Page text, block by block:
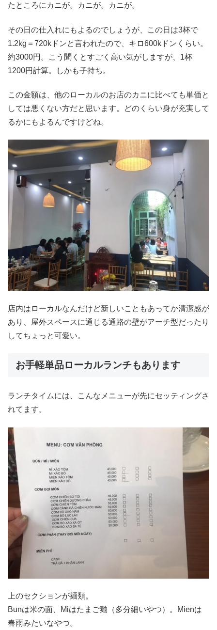
たところにカニが。カニが。カニが。
その日の仕入れにもよるのでしょうが、この日は3杯で
1.2kg＝720kドンと言われたので、キロ600kドンくらい。
約3000円。こう聞くとすごく高い気がしますが、1杯
1200円計算。しかも子持ち。
この金額は、他のローカルのお店のカニに比べても単価と
しては悪くない方だと思います。どのくらい身が充実して
るかにもよるんですけどね。
店内はローカルなんだけど新しいこともあってか清潔感が
あり、屋外スペースに通じる通路の壁がアーチ型だったり
してちょっと可愛い。
お手軽単品ローカルランチもあります
ランチタイムには、こんなメニューが先にセッティングさ
れてます。
上のセクションが麺類。
Bunは米の面、Miはたまご麺（多分細いやつ）。Mienは
春雨みたいなやつ。